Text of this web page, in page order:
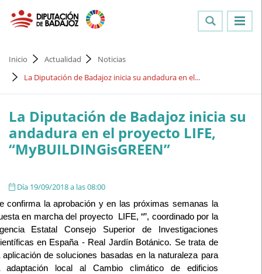
Inicio Actualidad
Noticias
La Diputación de Badajoz inicia su andadura en el...
La Diputación de Badajoz inicia su
andadura en el proyecto LIFE,
“MyBUILDINGisGREEN”
Día 19/09/2018 a las 08:00
confirma la aprobación y en las próximas semanas la
en marcha del proyecto LIFE, “”, coordinado por la
Estatal Consejo Superior de Investigaciones
en España - Real Jardín Botánico. Se trata de
aplicación de soluciones basadas en la naturaleza para
adaptación local al Cambio climático de edificios